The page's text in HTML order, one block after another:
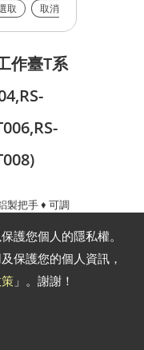
護您個人的隱私權。
保護您的個人資訊，
」。謝謝！
取
取消
作臺T系
製把手 ♦ 可調
♦ 散熱片濾網可
冷媒